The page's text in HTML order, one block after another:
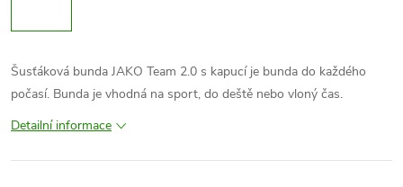
Šusťáková bunda JAKO Team 2.0 s kapucí je bunda do každého
počasí. Bunda je vhodná na sport, do deště nebo vloný čas.
Detailní informace